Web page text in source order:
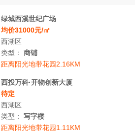
绿城西溪世纪广场
均价31000元/㎡
西湖区
类型： 商铺
距离阳光地带花园2.16KM
西投万科·开物创新大厦
待定
西湖区
类型： 写字楼
距离阳光地带花园1.11KM